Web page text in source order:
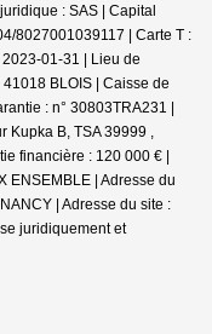
: SAS | Capital
8027001039117 | Carte T :
01-31 | Lieu de
BLOIS | Caisse de
: n° 30803TRA231 |
Kupka B, TSA 39999 ,
financière : 120 000 € |
ENSEMBLE | Adresse du
| Adresse du site :
juridiquement et